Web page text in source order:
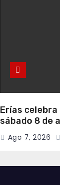
Erías
sábado 8 de
música y
Ago 7, 2026